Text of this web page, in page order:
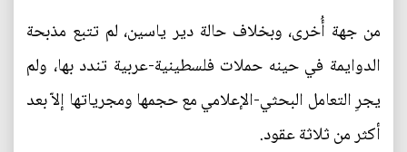
من جهة أُخرى، وبخلاف حالة دير ياسين، لم تتبع مذبحة
الدوايمة في حينه حملات فلسطينية-عربية تندد بها، ولم
يجرِ التعامل البحثي-الإعلامي مع حجمها ومجرياتها إلاّ بعد
أكثر من ثلاثة عقود.